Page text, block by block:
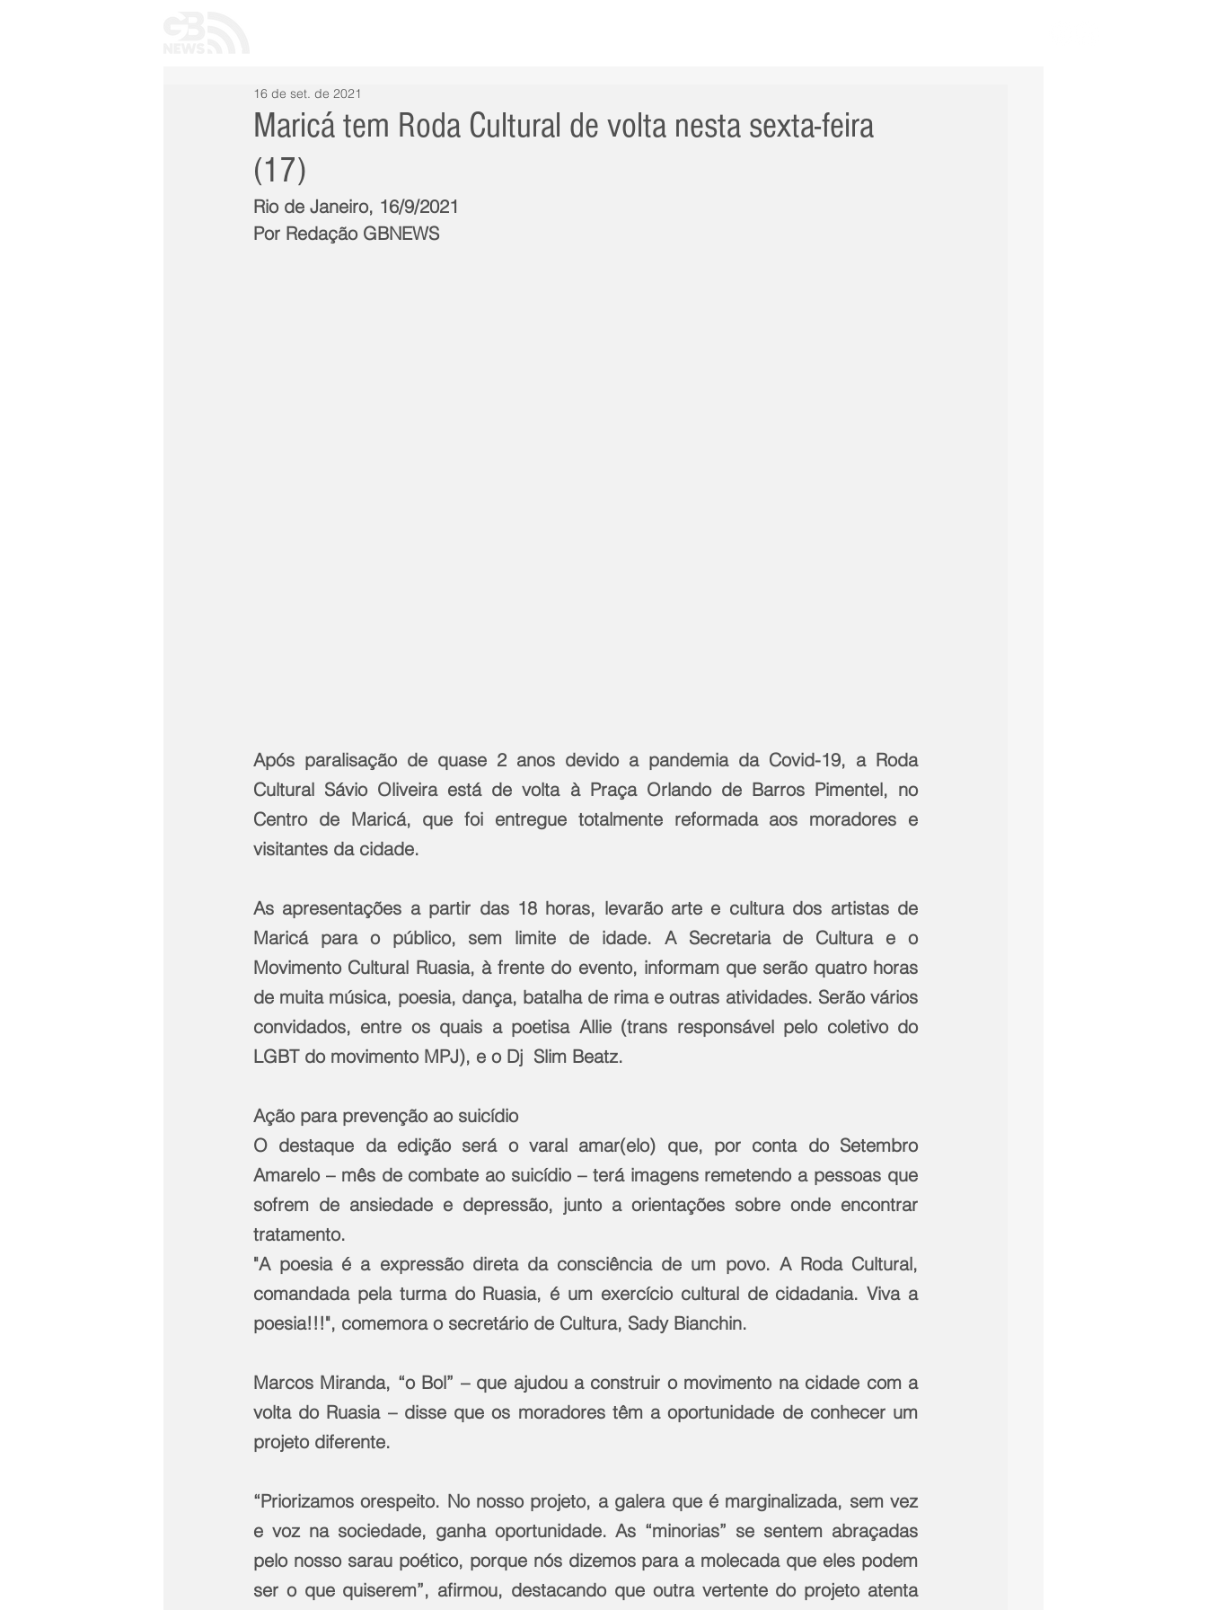
Maricá tem Roda Cultural de volta nesta sexta-feira
(17)
16 de set. de 2021
Rio de Janeiro, 16/9/2021
Por Redação GBNEWS
Após paralisação de quase 2 anos devido a pandemia da Covid-19, a Roda
Cultural Sávio Oliveira está de volta à Praça Orlando de Barros Pimentel, no
Centro de Maricá, que foi entregue totalmente reformada aos moradores e
visitantes da cidade.
As apresentações a partir das 18 horas, levarão arte e cultura dos artistas de
Maricá para o público, sem limite de idade. A Secretaria de Cultura e o
Movimento Cultural Ruasia, à frente do evento, informam que serão quatro horas
de muita música, poesia, dança, batalha de rima e outras atividades. Serão vários
convidados, entre os quais a poetisa Allie (trans responsável pelo coletivo do
LGBT do movimento MPJ), e o Dj  Slim Beatz.
Ação para prevenção ao suicídio
O destaque da edição será o varal amar(elo) que, por conta do Setembro
Amarelo – mês de combate ao suicídio – terá imagens remetendo a pessoas que
sofrem de ansiedade e depressão, junto a orientações sobre onde encontrar
tratamento.
"A poesia é a expressão direta da consciência de um povo. A Roda Cultural,
comandada pela turma do Ruasia, é um exercício cultural de cidadania. Viva a
poesia!!!", comemora o secretário de Cultura, Sady Bianchin.
Marcos Miranda, “o Bol” – que ajudou a construir o movimento na cidade com a
volta do Ruasia – disse que os moradores têm a oportunidade de conhecer um
projeto diferente.
“Priorizamos orespeito. No nosso projeto, a galera que é marginalizada, sem vez
e voz na sociedade, ganha oportunidade. As “minorias” se sentem abraçadas
pelo nosso sarau poético, porque nós dizemos para a molecada que eles podem
ser o que quiserem”, afirmou, destacando que outra vertente do projeto atenta